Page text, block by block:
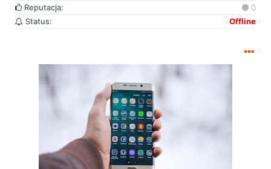
Reputacja:
0
Status:
Offline